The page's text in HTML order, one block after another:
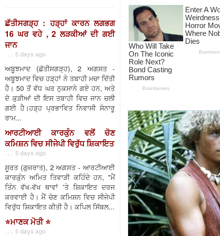
ਛੱਤੀਸਗੜ੍ਹ : ਹੜ੍ਹਾਂ ਕਾਰਨ ਲਗਭਗ
16 ਘਰ ਵਹੇ , 2 ਲੜਕੀਆਂ ਦੀ ਗਈ
ਜਾਨ
. . . 5 days ago
ਅਬੂਝਮਾਦ (ਛੱਤੀਸਗੜ੍ਹ), 2 ਅਗਸਤ -
ਅਬੂਝਮਾਦ ਵਿਚ ਹੜ੍ਹਾਂ ਨੇ ਤਬਾਹੀ ਮਚਾ ਦਿੱਤੀ
ਹੈ। 50 ਤੋਂ ਵੱਧ ਘਰ ਨੁਕਸਾਨੇ ਗਏ ਹਨ, ਅਤੇ
ਦੋ ਕੁੜੀਆਂ ਦੀ ਇਸ ਤਬਾਹੀ ਵਿਚ ਜਾਨ ਚਲੀ
ਗਈ ਹੈ।ਹੜ੍ਹ ਪ੍ਰਭਾਵਿਤ ਨਿਵਾਸੀ ਸੋਨਾਰੂ
ਰਾਮ...
ਆਰਟੀਆਈ ਕਾਰਕੁੰਨ ਵਲੋਂ ਚੋਣ
ਕਮਿਸ਼ਨ ਵਿਚ ਸੀਜੇਪੀ ਵਿਰੁੱਧ ਸ਼ਿਕਾਇਤ
. . . 5 days ago
ਸੂਰਤ (ਗੁਜਰਾਤ), 2 ਅਗਸਤ - ਆਰਟੀਆਈ
ਕਾਰਕੁੰਨ ਅਮਿਤ ਤਿਵਾੜੀ ਕਹਿੰਦੇ ਹਨ, "ਮੈਂ
ਤਿੰਨ ਵੱਖ-ਵੱਖ ਥਾਵਾਂ 'ਤੇ ਸ਼ਿਕਾਇਤ ਦਰਜ
ਕਰਵਾਈ ਹੈ। ਮੈਂ ਚੋਣ ਕਮਿਸ਼ਨ ਵਿਚ ਸੀਜੇਪੀ
ਵਿਰੁੱਧ ਸ਼ਿਕਾਇਤ ਕੀਤੀ ਹੈ। ਕਪਿਲ ਸਿੱਬਲ...
⭐️ਮਾਣਕ ਮੋਤੀ ⭐️
. . . 5 days ago